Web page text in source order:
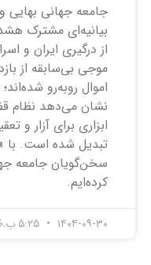
جامعه جهانی بهایی
بیانیه‌ای مشترک
از درگیری ایران و
موجی بی‌سابقه از
اموال روبه‌رو
نشان می‌دهد نظام
ابزاری برای آزار و
تبدیل شده است. با
سخن‌گویان جامعه
کرده‌ایم.
۱۴۰۴-۰۹-۳۰